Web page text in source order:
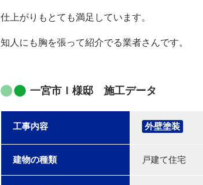
仕上がりもとても満足しています。
知人にも胸を張って紹介でる業者さんです。
一宮市Ｉ様邸 施工データ
工事内容 外壁塗装
建物の種類 戸建て住宅